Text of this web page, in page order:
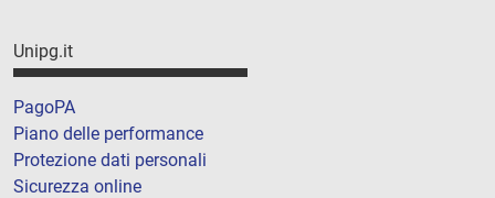
Unipg.it
PagoPA
Piano delle performance
Protezione dati personali
Sicurezza online